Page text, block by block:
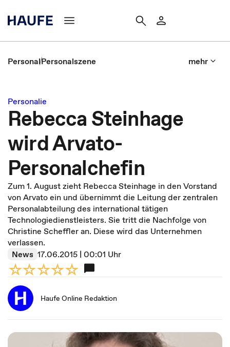
PersonalPersonalszene mehr
Personalie
Rebecca Steinhage
wird Arvato-
Personalchefin
Zum 1. August zieht Rebecca Steinhage in den Vorstand
von Arvato ein und übernimmt die Leitung der zentralen
Personalabteilung des international tätigen
Technologiedienstleisters. Sie tritt die Nachfolge von
Christine Scheffler an. Diese wird das Unternehmen
verlassen.
News 17.06.2015 | 00:01 Uhr
Haufe Online Redaktion